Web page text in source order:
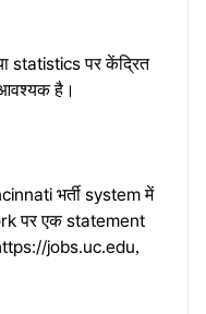
statistics पर केंद्रित
है।
भर्ती system में
पर एक statement
jobs.uc.edu,